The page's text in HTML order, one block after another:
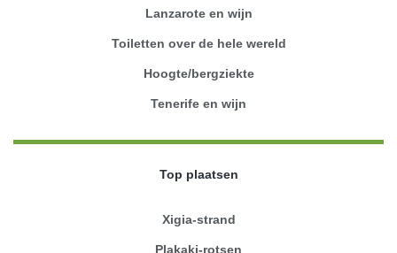
Lanzarote en wijn
Toiletten over de hele wereld
Hoogte/bergziekte
Tenerife en wijn
Top plaatsen
Xigia-strand
Plakaki-rotsen